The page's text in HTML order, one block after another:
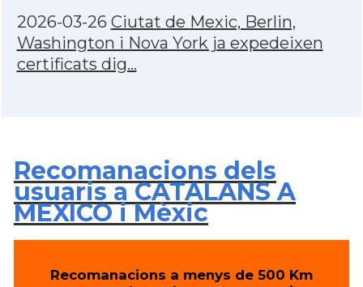
2026-03-26 Ciutat de Mexic, Berlin,
Washington i Nova York ja expedeixen
certificats dig...
Recomanacions dels
usuaris a CATALANS A
MEXICO i Mèxic
Recomanacions a menys de 500 Km